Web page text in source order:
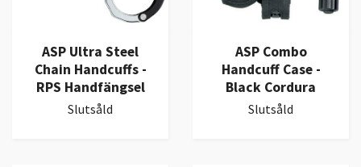
ASP Ultra Steel
Chain Handcuffs -
RPS Handfängsel
Slutsåld
ASP Combo
Handcuff Case -
Black Cordura
Slutsåld